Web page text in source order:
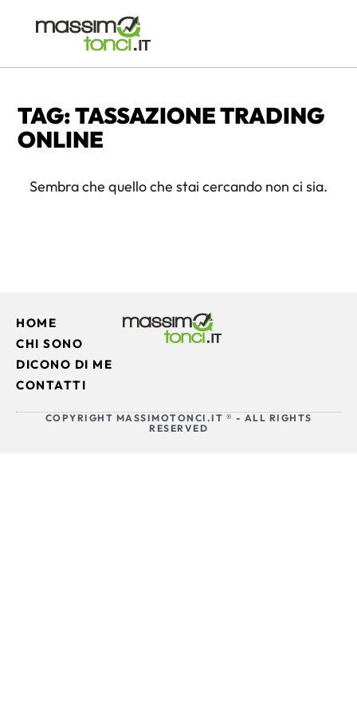
TAG: TASSAZIONE TRADING
ONLINE
Sembra che quello che stai cercando non ci sia.
HOME
CHI SONO
DICONO DI ME
CONTATTI
COPYRIGHT MASSIMOTONCI.IT ® - ALL RIGHTS
RESERVED